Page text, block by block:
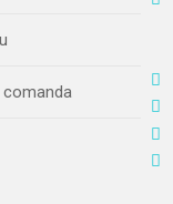
comanda